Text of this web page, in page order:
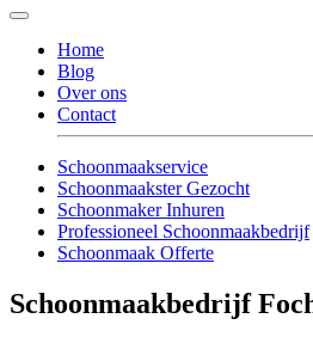
Home
Blog
Over ons
Contact
Schoonmaakservice
Schoonmaakster Gezocht
Schoonmaker Inhuren
Professioneel Schoonmaakbedrijf
Schoonmaak Offerte
Schoonmaakbedrijf